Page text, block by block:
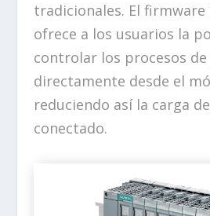
tradicionales. El
ofrece a los usuarios la
controlar los procesos de
directamente desde el
reduciendo así la carga
conectado.